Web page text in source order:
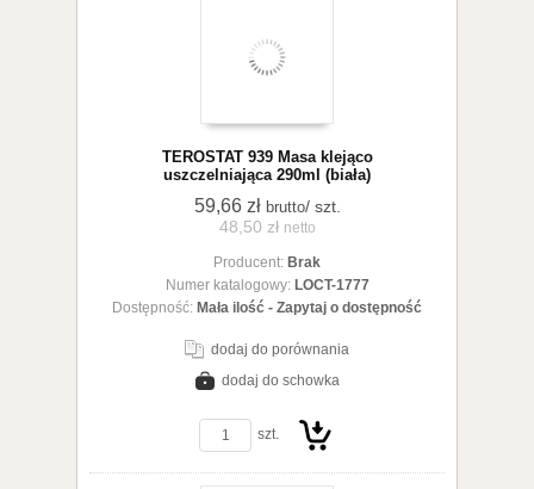
koszyka
TEROSTAT 939 Masa klejąco
uszczelniająca 290ml (biała)
59,66 zł brutto/ szt.
48,50 zł netto
Producent: Brak
Numer katalogowy: LOCT-1777
Dostępność: Mała ilość - Zapytaj o dostępność
dodaj do porównania
dodaj do schowka
szt.